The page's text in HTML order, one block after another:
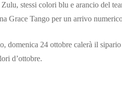
stessi colori blu e arancio del
Grace Tango per un arrivo
domenica 24 ottobre calerà il
d’ottobre.